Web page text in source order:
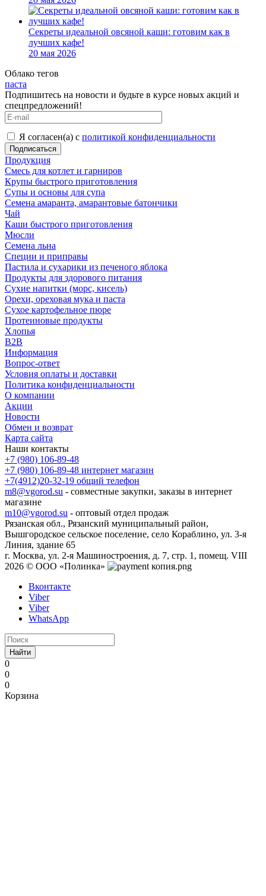
Секреты идеальной овсяной каши: готовим как в
лучших кафе!
20 мая 2026
Облако тегов
паста
Подпишитесь на новости и будьте в курсе новых акций и
спецпредложений!
Я согласен(а) с политикой конфиденциальности
Продукция
Смесь для котлет и гарниров
Крупы быстрого приготовления
Супы и основы для супа
Семена амаранта, амарантовые батончики
Чай
Каши быстрого приготовления
Мюсли
Семена льна
Специи и приправы
Пастила и сухарики из печеного яблока
Продукты для здорового питания
Сухие напитки (морс, кисель)
Орехи, ореховая мука и паста
Сухое картофельное пюре
Протеиновые продукты
Хлопья
B2B
Информация
Вопрос-ответ
Условия оплаты и доставки
Политика конфиденциальности
О компании
Акции
Новости
Обмен и возврат
Карта сайта
Наши контакты
+7 (980) 106-89-48
+7 (980) 106-89-48 интернет магазин
+7(4912)20-32-19 общий телефон
m8@vgorod.su - совместные закупки, заказы в интернет
магазине
m10@vgorod.su - оптовый отдел продаж
Рязанская обл., Рязанский муниципальный район,
Вышгородское сельское поселение, село Кораблино, ул. 3-я
Линия, здание 65
г. Москва, ул. 2-я Машиностроения, д. 7, стр. 1, помещ. VIII
2026 © ООО «Полинка»
Вконтакте
Viber
Viber
WhatsApp
Найти
0
0
0
Корзина